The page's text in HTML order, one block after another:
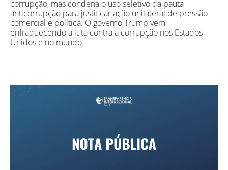
corrupção, mas condena o uso seletivo da pauta
anticorrupção para justificar ação unilateral de pressão
comercial e política. O governo Trump vem
enfraquecendo a luta contra a corrupção nos Estados
Unidos e no mundo.